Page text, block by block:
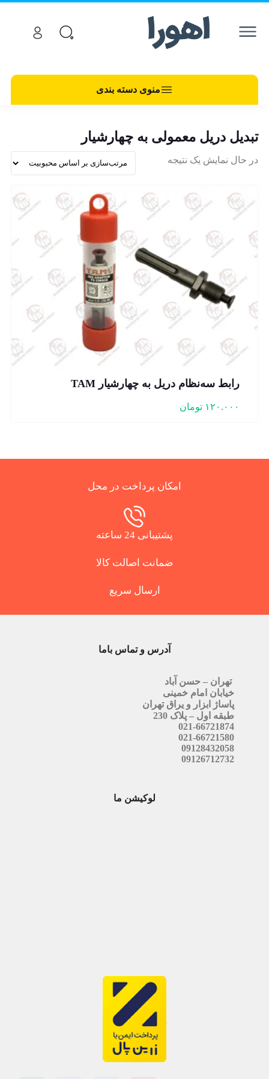
منوی دسته بندی
تبدیل دریل معمولی به چهارشیار
در حال نمایش یک نتیجه
رابط سه‌نظام دریل به چهارشیار TAM
۱۲۰.۰۰۰ تومان
امکان پرداخت در محل
پشتیبانی 24 ساعته
ضمانت اصالت کالا
ارسال سریع
آدرس و تماس باما
تهران – حسن آباد
خیابان امام خمینی
پاساژ ابزار و یراق تهران
طبقه اول – پلاک 230
021-66721874
021-66721580
09128432058
09126712732
لوکیشن ما